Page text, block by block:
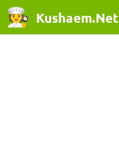
Kushaem.Net